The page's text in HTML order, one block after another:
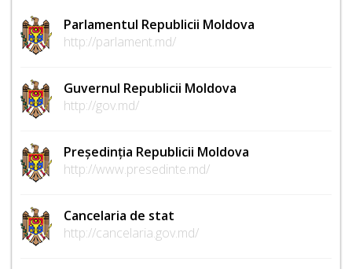
Parlamentul Republicii Moldova
http://parlament.md/
Guvernul Republicii Moldova
http://gov.md/
Președinția Republicii Moldova
http://www.presedinte.md/
Cancelaria de stat
http://cancelaria.gov.md/